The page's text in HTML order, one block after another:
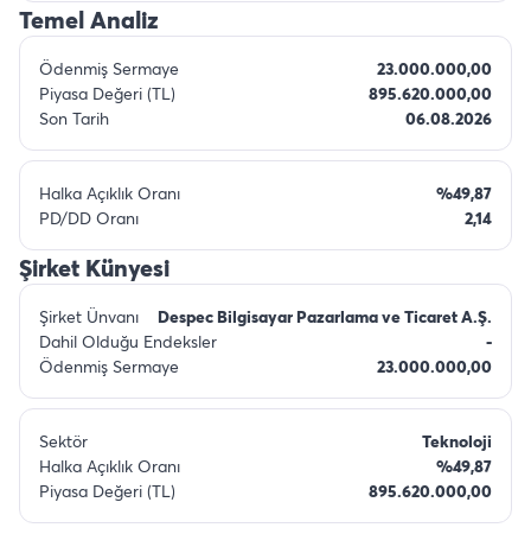
Temel Analiz
Ödenmiş Sermaye
23.000.000,00
Piyasa Değeri (TL)
895.620.000,00
Son Tarih
06.08.2026
Halka Açıklık Oranı
%49,87
PD/DD Oranı
2,14
Şirket Künyesi
Şirket Ünvanı
Despec Bilgisayar Pazarlama ve Ticaret A.Ş.
Dahil Olduğu Endeksler
-
Ödenmiş Sermaye
23.000.000,00
Sektör
Teknoloji
Halka Açıklık Oranı
%49,87
Piyasa Değeri (TL)
895.620.000,00